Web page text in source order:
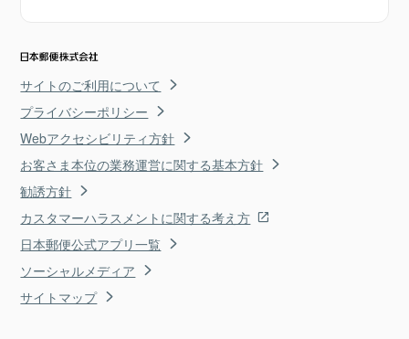
サイトのご利用について
プライバシーポリシー
Webアクセシビリティ方針
お客さま本位の業務運営に関する基本方針
勧誘方針
カスタマーハラスメントに関する考え方
日本郵便公式アプリ一覧
ソーシャルメディア
サイトマップ